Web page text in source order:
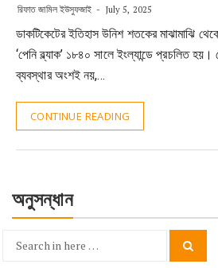
রিফাত জামিল ইউসুফজাই July 5, 2025
ডাকটিকেটের ইতিহাস উনিশ শতকের মাঝামাঝি
‘পেনি ব্ল্যাক’ ১৮৪০ সালে ইংল্যান্ডে প্রচলিত
ব্যবস্থার অংশই নয়,…
CONTINUE READING
অনুসন্ধান
Search